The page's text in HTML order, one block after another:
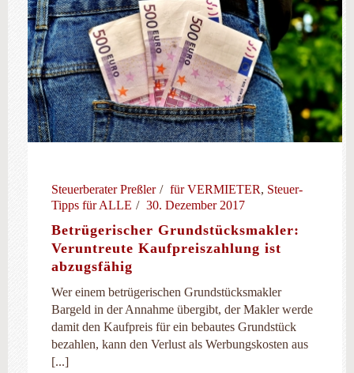
Steuerberater Preßler für VERMIETER, Steuer-
Tipps für ALLE
30. Dezember 2017
Betrügerischer Grundstücksmakler:
Veruntreute Kaufpreiszahlung ist
abzugsfähig
Wer einem betrügerischen Grundstücksmakler
Bargeld in der Annahme übergibt, der Makler werde
damit den Kaufpreis für ein bebautes Grundstück
bezahlen, kann den Verlust als Werbungskosten aus
[...]